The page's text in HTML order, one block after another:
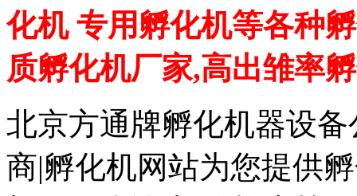
化机 专用孵化机等各种
质孵化机厂家,高出雏率
北京方通牌孵化机器设
商|孵化机网站为您提供